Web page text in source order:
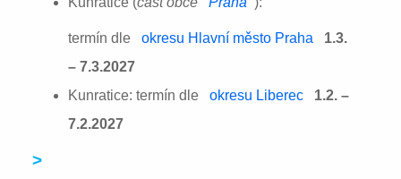
termín dle okresu Hlavní město Praha
1.3.
– 7.3.2027
Kunratice: termín dle
okresu Liberec
1.2. –
7.2.2027
>